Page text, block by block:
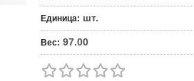
Единица: шт.
Вес: 97.00